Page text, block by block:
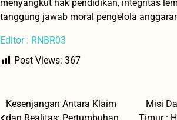
menyangkut hak pendidikan, integritas
tanggung jawab moral pengelola
Editor : RNBR03
Post Views: 367
Navigasi
Kesenjangan Antara Klaim
Misi